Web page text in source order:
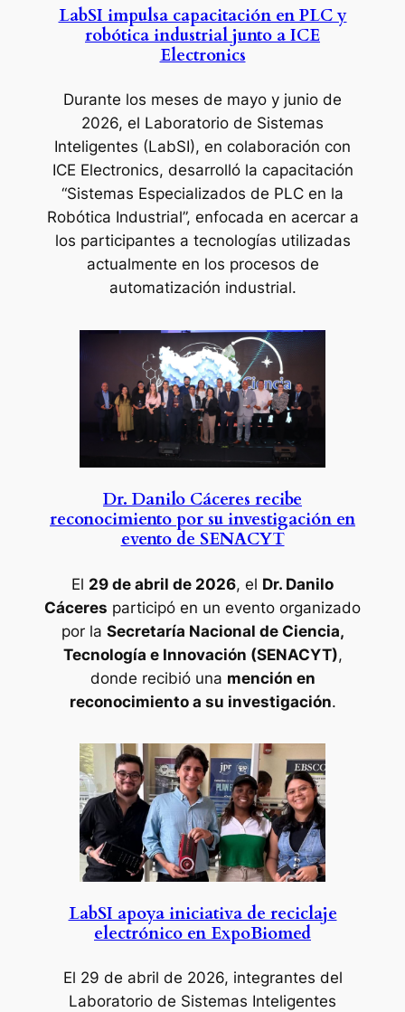
LabSI impulsa capacitación en PLC y
robótica industrial junto a ICE
Electronics
Durante los meses de mayo y junio de
2026, el Laboratorio de Sistemas
Inteligentes (LabSI), en colaboración con
ICE Electronics, desarrolló la capacitación
“Sistemas Especializados de PLC en la
Robótica Industrial”, enfocada en acercar a
los participantes a tecnologías utilizadas
actualmente en los procesos de
automatización industrial.
Dr. Danilo Cáceres recibe
reconocimiento por su investigación en
evento de SENACYT
El 29 de abril de 2026, el Dr. Danilo
Cáceres participó en un evento organizado
por la Secretaría Nacional de Ciencia,
Tecnología e Innovación (SENACYT),
donde recibió una mención en
reconocimiento a su investigación.
LabSI apoya iniciativa de reciclaje
electrónico en ExpoBiomed
El 29 de abril de 2026, integrantes del
Laboratorio de Sistemas Inteligentes